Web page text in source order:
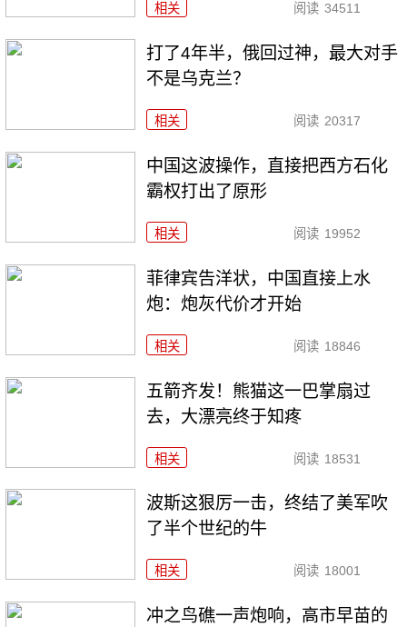
相关 阅读 34511
打了4年半，俄回过神，最大对手
不是乌克兰？
相关 阅读 20317
中国这波操作，直接把西方石化
霸权打出了原形
相关 阅读 19952
菲律宾告洋状，中国直接上水
炮：炮灰代价才开始
相关 阅读 18846
五箭齐发！熊猫这一巴掌扇过
去，大漂亮终于知疼
相关 阅读 18531
波斯这狠厉一击，终结了美军吹
了半个世纪的牛
相关 阅读 18001
冲之鸟礁一声炮响，高市早苗的